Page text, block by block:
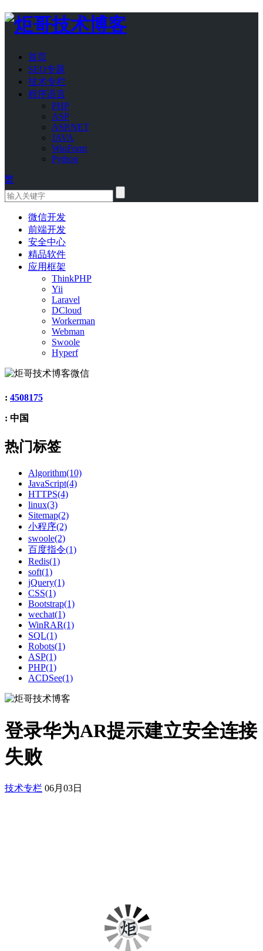
首页
SEO专题
技术专栏
程序语言
PHP
ASP
ASP.NET
JAVA
WinForm
Python
繁
微信开发
前端开发
安全中心
精品软件
应用框架
ThinkPHP
Yii
Laravel
DCloud
Workerman
Webman
Swoole
Hyperf
: 4508175
: 中国
热门标签
Algorithm(10)
JavaScript(4)
HTTPS(4)
linux(3)
Sitemap(2)
小程序(2)
swoole(2)
百度指令(1)
Redis(1)
soft(1)
jQuery(1)
CSS(1)
Bootstrap(1)
wechat(1)
WinRAR(1)
SQL(1)
Robots(1)
ASP(1)
PHP(1)
ACDSee(1)
登录华为AR提示建立安全连接
失败
技术专栏 06月03日